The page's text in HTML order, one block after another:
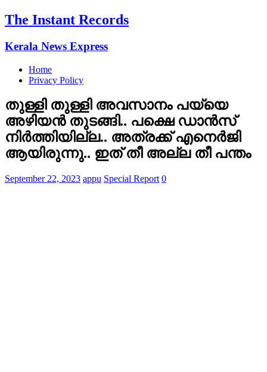
The Instant Records
Kerala News Express
Home
Privacy Policy
തുള്ളി തുള്ളി അവസാനം പയ്യെ
അഴിയന്‍ തുടങ്ങി.. പക്ഷെ ഡാന്‍സ്
നിര്‍ത്തിയില്ല.. അത്രക്ക് എനെര്‍ജി
ആയിരുന്നു.. ഇത് തീ അല്ല തീ പന്തം
September 22, 2023 appu Special Report 0